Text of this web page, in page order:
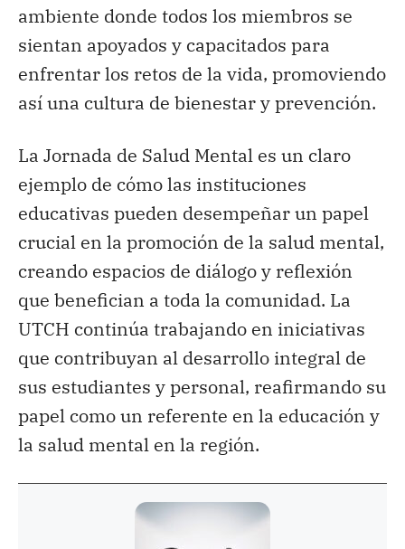
ambiente donde todos los miembros se
sientan apoyados y capacitados para
enfrentar los retos de la vida, promoviendo
así una cultura de bienestar y prevención.
La Jornada de Salud Mental es un claro
ejemplo de cómo las instituciones
educativas pueden desempeñar un papel
crucial en la promoción de la salud mental,
creando espacios de diálogo y reflexión
que benefician a toda la comunidad. La
UTCH continúa trabajando en iniciativas
que contribuyan al desarrollo integral de
sus estudiantes y personal, reafirmando su
papel como un referente en la educación y
la salud mental en la región.